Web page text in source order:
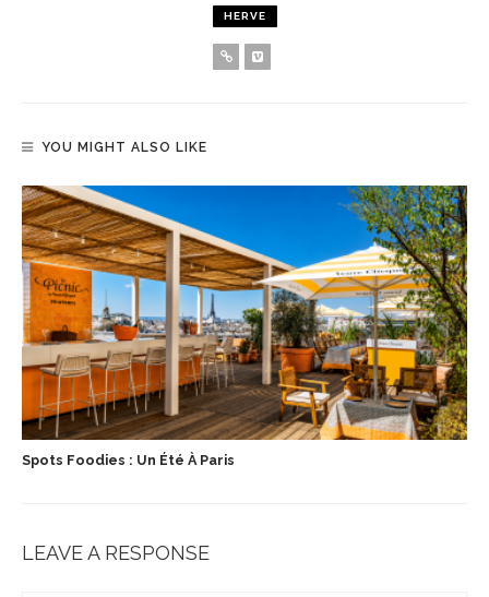
HERVE
YOU MIGHT ALSO LIKE
Spots Foodies : Un Été À Paris
LEAVE A RESPONSE